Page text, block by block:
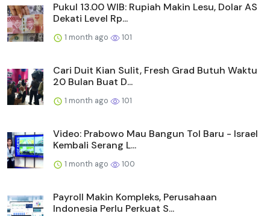
Pukul 13.00 WIB: Rupiah Makin Lesu, Dolar AS
Dekati Level Rp...
1 month ago 101
Cari Duit Kian Sulit, Fresh Grad Butuh Waktu
20 Bulan Buat D...
1 month ago 101
Video: Prabowo Mau Bangun Tol Baru - Israel
Kembali Serang L...
1 month ago 100
Payroll Makin Kompleks, Perusahaan
Indonesia Perlu Perkuat S...